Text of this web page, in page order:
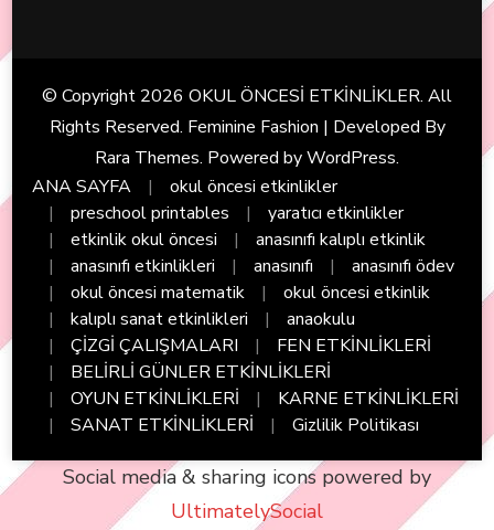
© Copyright 2026 OKUL ÖNCESİ ETKİNLİKLER. All
Rights Reserved. Feminine Fashion | Developed By
Rara Themes. Powered byWordPress.
ANA SAYFA
okul öncesi etkinlikler
preschool printables
yaratıcı etkinlikler
etkinlik okul öncesi
anasınıfı kalıplı etkinlik
anasınıfı etkinlikleri
anasınıfı
anasınıfı ödev
okul öncesi matematik
okul öncesi etkinlik
kalıplı sanat etkinlikleri
anaokulu
ÇİZGİ ÇALIŞMALARI
FEN ETKİNLİKLERİ
BELİRLİ GÜNLER ETKİNLİKLERİ
OYUN ETKİNLİKLERİ
KARNE ETKİNLİKLERİ
SANAT ETKİNLİKLERİ
Gizlilik Politikası
Social media & sharing icons powered by
UltimatelySocial